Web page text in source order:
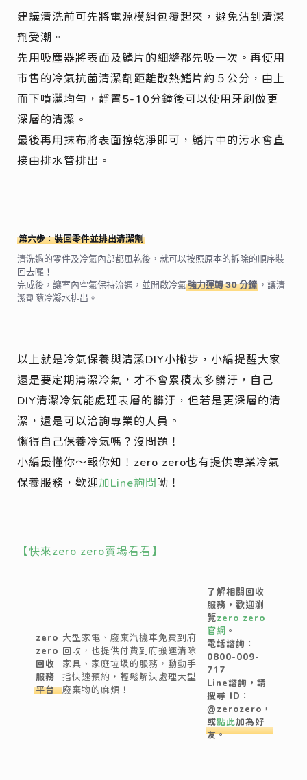
建議清洗前可先將電源模組包覆起來，避免沾到清潔
劑受潮。
先用吸塵器將表面及鰭片的細縫都先吸一次。再使用
市售的冷氣抗菌清潔劑距離散熱鰭片約５公分，由上
而下噴灑均勻，靜置5-10分鐘後可以使用牙刷做更
深層的清潔。
最後再用抹布將表面擦乾淨即可，鰭片中的污水會直
接由排水管排出。
第六步：裝回零件並排出清潔劑
清洗過的零件及冷氣內部都風乾後，就可以按照原本的拆除的順序裝
回去囉！
完成後，讓室內空氣保持流通，並開啟冷氣強力運轉 30 分鐘 ，讓清
潔劑隨冷凝水排出。
以上就是冷氣保養與清潔DIY小撇步，小編提醒大家
還是要定期清潔冷氣，才不會累積太多髒汙，自己
DIY清潔冷氣能處理表層的髒汙，但若是更深層的清
潔，還是可以洽詢專業的人員。
懶得自己保養冷氣嗎？沒問題！
小編最懂你～報你知！zero zero也有提供專業冷氣
保養服務，歡迎加Line詢問呦！
【快來zero zero賣場看看】
zero
zero
回收
服務
平台
大型家電、廢棄汽機車免費到府
回收，也提供付費到府搬運清除
家具、家庭垃圾的服務，動動手
指快速預約，輕鬆解決處理大型
廢棄物的麻煩！
了解相關回收
服務，歡迎瀏
覽zero zero
官網 。
電話諮詢：
0800-009-
717
Line諮詢，請
搜尋 ID：
@zerozero，
或點此加為好
友。